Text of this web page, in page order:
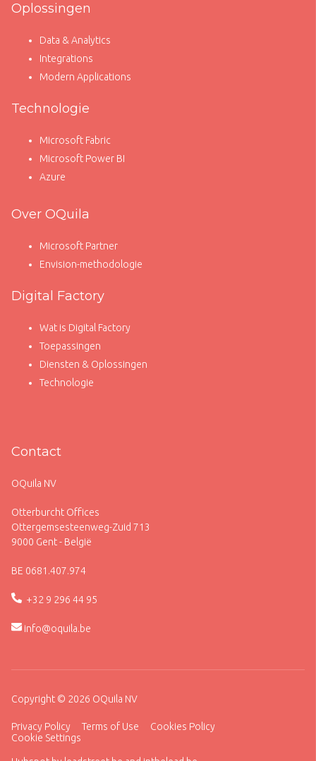
Oplossingen
Data & Analytics
Integrations
Modern Applications
Technologie
Microsoft Fabric
Microsoft Power BI
Azure
Over OQuila
Microsoft Partner
Envision-methodologie
Digital Factory
Wat is Digital Factory
Toepassingen
Diensten & Oplossingen
Technologie
Contact
OQuila NV
Otterburcht Offices
Ottergemsesteenweg-Zuid 713
9000 Gent - België
BE 0681.407.974
+32 9 296 44 95
info@oquila.be
Copyright © 2026 OQuila NV
Privacy Policy Terms of Use
Cookies Policy
Cookie Settings